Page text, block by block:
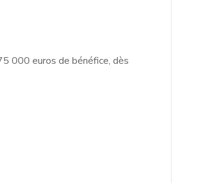
000 euros de bénéfice, dès